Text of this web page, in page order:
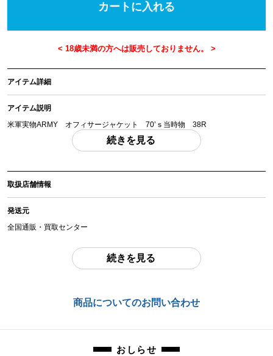
カートに入れる
アイテム詳細
アイテム説明
米軍実物ARMY オフィサージャケット 70’ｓ当時物 38R
「付属品」・・・ 写真に写っているものが全てです。 （撮影、運搬備品は除
アイテム状態
中古：C（使用感あり/キズ、ヨゴレあり）
す。経年によるホツレ ダメージや色あせ 汚れが少しあります。現状品とな
りますのでよくご確認ください。
お品物についてのご注意を必ずお読み頂き、ご同意の上でご購入下さい
chc-2604123305-ai-081532636
続きを見る
取扱店舗情報
発送元
全国通販・買取センター
東京都江戸川区中葛西6-10-14 2F
続きを見る
商品についてのお問い合わせ
おしらせ